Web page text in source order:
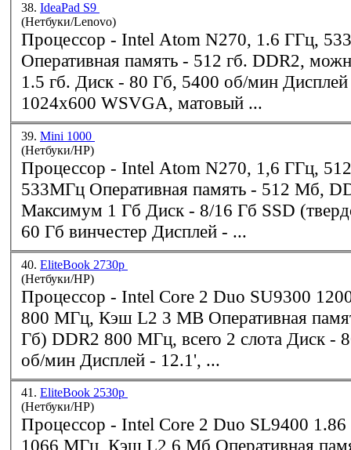
38. IdeaPad S9
(Нетбуки/Lenovo)
Процессор - Intel Atom N270, 1.6 ГГц, 533 МГц, 512 Кб
Оперативная память - 512 гб. DDR2,
1.5 гб. Диск - 80 Гб, 5400 об/мин Дисплей - 8.9",
1024x600 WSVGA, матовый ...
39. Mini 1000
(Нетбуки/HP)
Процессор - Intel Atom N270, 1,6 ГГц, 512 Kб кэш, FSB
533МГц Оперативная память - 512 Мб,
Максимум 1 Гб Диск - 8/16 Гб SSD (твердотельный) или
60 Гб винчестер Дисплей - ...
40. EliteBook 2730p
(Нетбуки/HP)
Процессор - Intel Core 2 Duo SU9300 1200 МГц, Шина
800 МГц, Кэш L2 3 MB Оперативная память - 1 Гб (1x1
Гб) DDR2 800 МГц, всего 2 слота Диск - 80/120 Гб, 5400
об/мин Дисплей - 12.1', ...
41. EliteBook 2530p
(Нетбуки/HP)
Процессор - Intel Core 2 Duo SL9400 1.86 ГГц, Шина